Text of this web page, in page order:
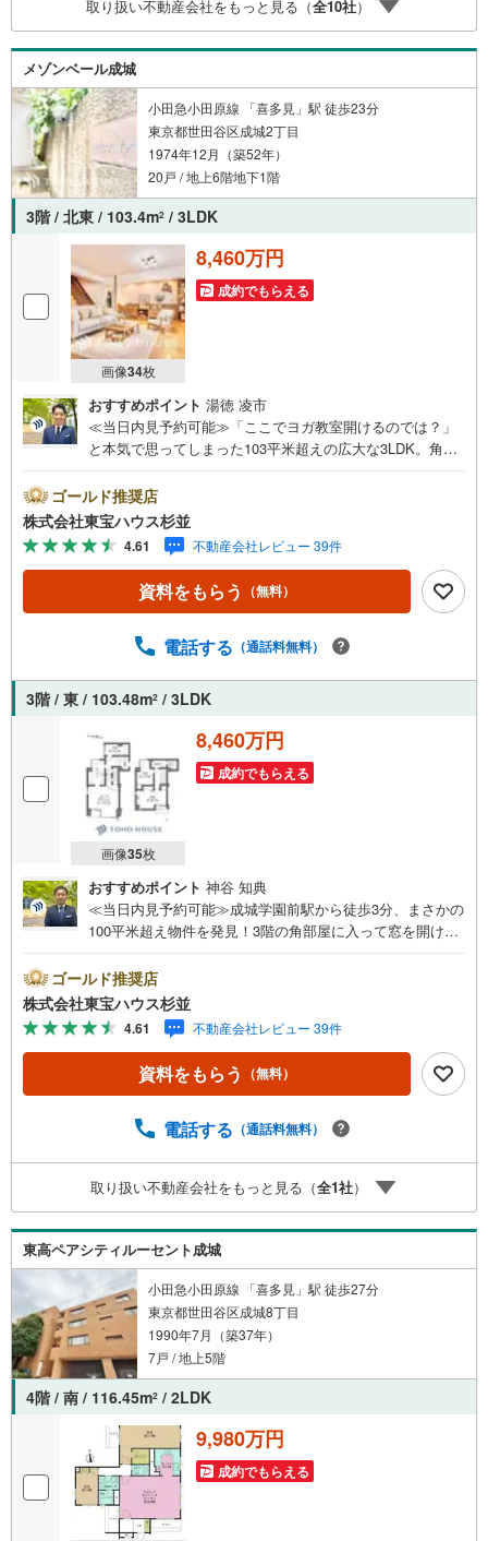
か？何も決まっていなくて大丈夫！まずはお客様の夢をお
聞かせ下さい！未来の「不安」を「安心」に変える「未来
カレンダー」もご来店時に好評です。スタッフ一同いつで
もお客様のお問合せをお待ちしております。
取り扱い不動産会社をもっと見る（全10社）
メゾンベール成城
小田急小田原線 「喜多見」駅 徒歩23分
東京都世田谷区成城2丁目
1974年12月（築52年）
20戸 / 地上6階地下1階
3階 / 北東 / 103.4m2 / 3LDK
画像34枚
8,460万円
成約でもらえる
おすすめポイント 湯徳 凌市
≪当日内見予約可能≫「ここでヨガ教室開けるのでは？」
と本気で思ってしまった103平米超えの広大な3LDK。角部
です！極めつけは春。北東側の窓を開けると見事な桜がド
ーンと目の前に。パジャマ姿でお花見ビールが楽しめちゃ
いますよ。成城石井本店も歩いてすぐなので美味しいおつ
まみの調達もです。 ・未来を予測し人生設計から始まる
「未来カレンダー」のご提案。・未来に起こるであろうご
自宅リフォームをオンライン上でご提案「ミラカレクラ
CG加工ホームステイジングサービス。・購入者様へ、税理
ゴールド推奨店
株式会社東宝ハウス杉並
4.61 不動産会社レビュー 39件
資料をもらう （無料）
電話する （通話料無料）
3階 / 東 / 103.48m2 / 3LDK
画像35枚
8,460万円
成約でもらえる
おすすめポイント 神谷 知典
≪当日内見予約可能≫成城学園前駅から徒歩3分、まさかの
100平米超え物件を発見！3階の角部屋に入って窓を開けた
所取りに命をかける必要はもうありません。さらに、2025
年11月にマンション全体の給排水管工事が済んでいるのも
高ポイント。見えないところもしっかり若返っています。
成城石井の本店で高級生ハムを買って、ワイン片手に自宅
でお花見…なんて優雅な妄想が止まらなくなりますよ！い
つでも内見大歓迎ですので、ぜひこの広さと景色を現地で
る「未来カレンダー」のご提案。・未来に起こるであろう
ブ」。・不動産売却時、ご自宅を綺麗にかつ瀟洒にさせる
CG加工ホームステイジングサービス。・購入者様へ、税理
士による確定申告の無料セミナーをご招待いたします。
ゴールド推奨店
株式会社東宝ハウス杉並
4.61 不動産会社レビュー 39件
資料をもらう （無料）
電話する （通話料無料）
取り扱い不動産会社をもっと見る（全1社）
東高ペアシティルーセント成城
小田急小田原線 「喜多見」駅 徒歩27分
東京都世田谷区成城8丁目
1990年7月（築37年）
7戸 / 地上5階
4階 / 南 / 116.45m2 / 2LDK
9,980万円
成約でもらえる